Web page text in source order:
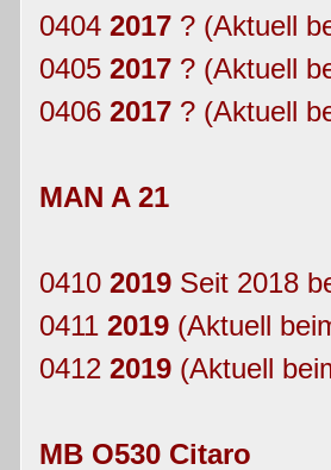
0404 2017? (Aktuell
0405 2017? (Aktuell
0406 2017? (Aktuell
MAN A 21
0410 2019Seit 2018
0411 2019(Aktuell
0412 2019(Aktuell
MB O530 Citaro